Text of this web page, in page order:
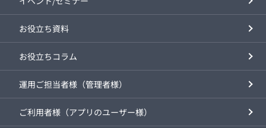
お役立ち資料
お役立ちコラム
運用ご担当者様（管理者様）
ご利用者様（アプリのユーザー様）